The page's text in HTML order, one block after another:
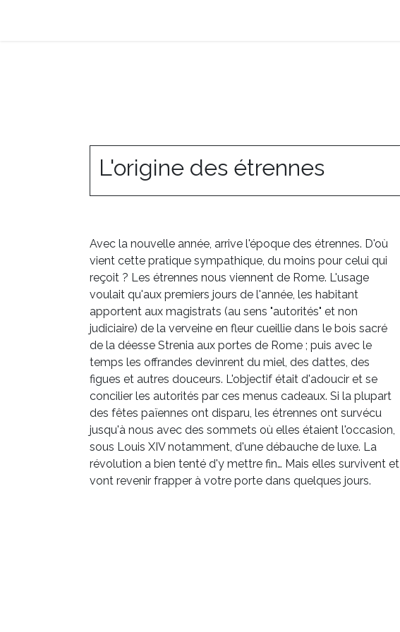
L'origine des étrennes
Avec la nouvelle année, arrive l'époque des étrennes. D'où
vient cette pratique sympathique, du moins pour celui qui
reçoit ? Les étrennes nous viennent de Rome. L'usage
voulait qu'aux premiers jours de l'année, les habitant
apportent aux magistrats (au sens "autorités" et non
judiciaire) de la verveine en fleur cueillie dans le bois sacré
de la déesse Strenia aux portes de Rome ; puis avec le
temps les offrandes devinrent du miel, des dattes, des
figues et autres douceurs. L'objectif était d'adoucir et se
concilier les autorités par ces menus cadeaux. Si la plupart
des fêtes païennes ont disparu, les étrennes ont survécu
jusqu'à nous avec des sommets où elles étaient l'occasion,
sous Louis XIV notamment, d'une débauche de luxe. La
révolution a bien tenté d'y mettre fin… Mais elles survivent et
vont revenir frapper à votre porte dans quelques jours.